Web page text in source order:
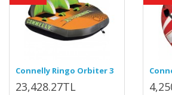
Connelly Ringo Orbiter 3
23,428.27TL